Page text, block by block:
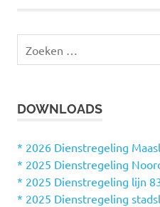
e
n
a
a
r
DOWNLOADS
* 2026 Dienstregeling
* 2025 Dienstregeling
* 2025 Dienstregeling lijn
* 2025 Dienstregeling